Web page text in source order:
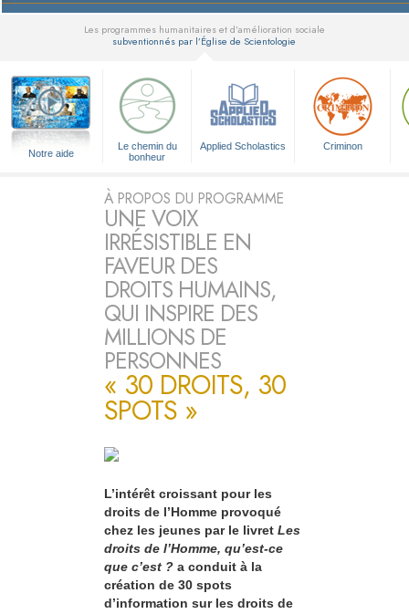
Les programmes humanitaires et d’amélioration sociale
subventionnés par l’Église de Scientologie
Notre aide
Le chemin du
bonheur
Applied Scholastics Criminon
À PROPOS DU PROGRAMME
UNE VOIX
IRRÉSISTIBLE EN
FAVEUR DES
DROITS HUMAINS,
QUI INSPIRE DES
MILLIONS DE
PERSONNES
« 30 DROITS, 30
SPOTS »
L’intérêt croissant pour les
droits de l’Homme provoqué
chez les jeunes par le livret Les
droits de l’Homme, qu’est-ce
que c’est ? a conduit à la
création de 30 spots
d’information sur les droits de